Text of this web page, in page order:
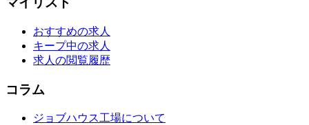
おすすめの求人
キープ中の求人
求人の閲覧履歴
コラム
ジョブハウス工場について